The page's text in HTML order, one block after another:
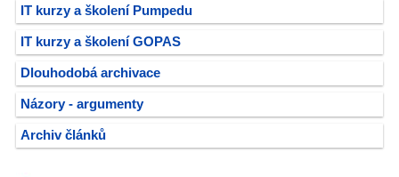
IT kurzy a školení Pumpedu
IT kurzy a školení GOPAS
Dlouhodobá archivace
Názory - argumenty
Archiv článků